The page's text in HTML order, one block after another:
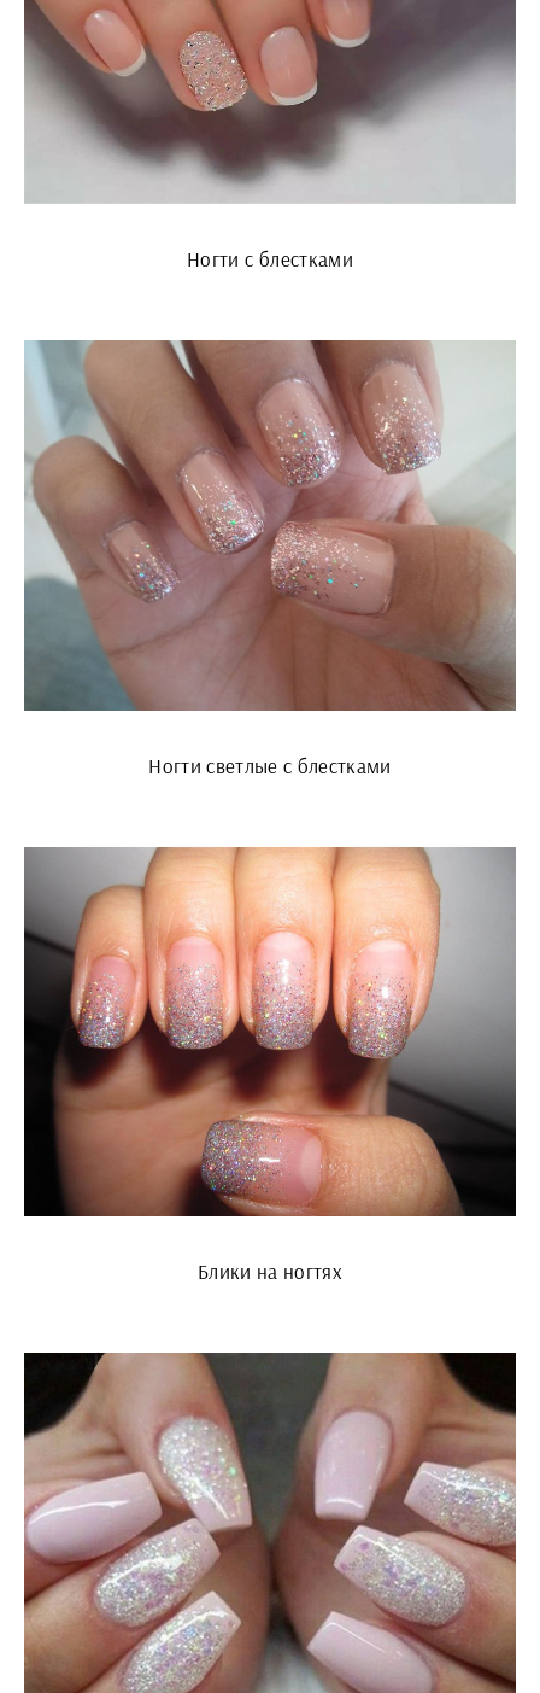
Ногти с блестками
Ногти светлые с блестками
Блики на ногтях